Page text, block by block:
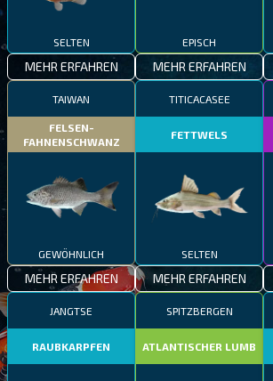
SELTEN
MEHR ERFAHREN
EPISCH
MEHR ERFAHREN
TAIWAN
FELSEN-
FAHNENSCHWANZ
GEWÖHNLICH
MEHR ERFAHREN
TITICACASEE
FETTWELS
SELTEN
MEHR ERFAHREN
JANGTSE
RAUBKARPFEN
SPITZBERGEN
ATLANTISCHER LUMB